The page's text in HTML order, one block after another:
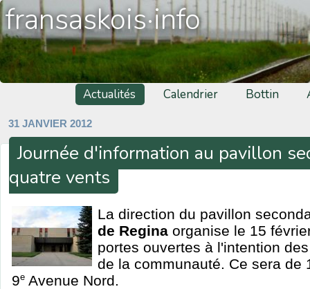
fransaskois·info
Actualités Calendrier Bottin
31 JANVIER 2012
Journée d'information au pavillon
quatre vents
La direction du pavillon
de Regina organise le 15
portes ouvertes à l'intention
de la communauté. Ce sera de
9e Avenue Nord.